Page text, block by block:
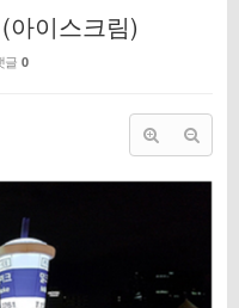
아이스크림)
글 0